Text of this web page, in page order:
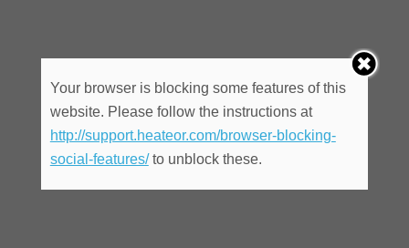
Your browser is blocking some features of this
website. Please follow the instructions at
http://support.heateor.com/browser-blocking-
social-features/to unblock these.